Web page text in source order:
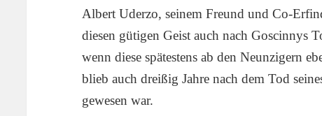
Albert Uderzo, seinem Freund und Co-
diesen gütigen Geist auch nach Goscinnys
wenn diese spätestens ab den Neunzigern
blieb auch dreißig Jahre nach dem Tod
gewesen war.